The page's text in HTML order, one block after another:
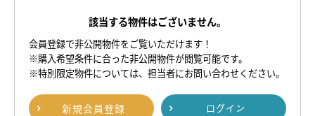
該当する物件はございません。
会員登録で非公開物件をご覧いただけます！
※購入希望条件に合った非公開物件が閲覧可能です。
※特別限定物件については、担当者にお問い合わせください。
新規会員登録 ログイン